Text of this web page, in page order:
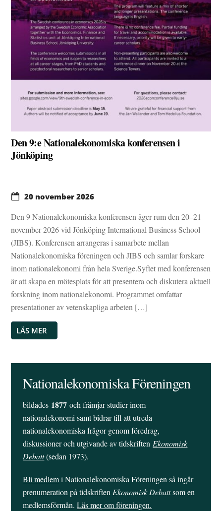
Den 9:e Nationalekonomiska konferensen i
Jönköping
20 november 2026
Den 9 Nationalekonomiska konferensen äger rum den 20–21
november 2026 vid Jönköping International Business School
(JIBS). Konferensen arrangeras i samarbete mellan
Nationalekonomiska föreningen och JIBS och samlar forskare
inom nationalekonomi från hela Sverige.Syftet med konferensen
är att skapa en mötesplats för att presentera och diskutera aktuell
forskning inom nationalekonomi. Programmet omfattar
presentationer av vetenskapliga arbeten […]
LÄS MER
Nationalekonomiska Föreningen
bildades 1877 och främjar studier inom
nationalekonomi samt bidrar till att utreda
nationalekonomiska frågor genom föredrag,
diskussioner och utgivande av tidskriften Ekonomisk
Debatt(sedan 1973).
Bli medlemi Nationalekonomiska Föreningen så ingår
prenumeration på tidskriftenEkonomisk Debattsom en
medlemsförmån.Läs mer om föreningen.